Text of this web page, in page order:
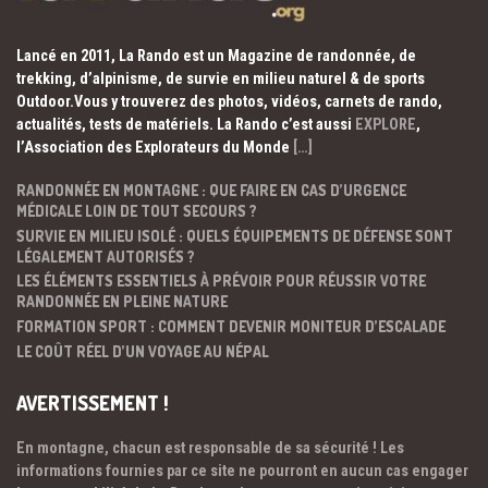
Lancé en 2011, La Rando est un Magazine de randonnée, de
trekking, d’alpinisme, de survie en milieu naturel & de sports
Outdoor.Vous y trouverez des photos, vidéos, carnets de rando,
actualités, tests de matériels. La Rando c’est aussi EXPLORE,
l’Association des Explorateurs du Monde […]
RANDONNÉE EN MONTAGNE : QUE FAIRE EN CAS D’URGENCE
MÉDICALE LOIN DE TOUT SECOURS ?
SURVIE EN MILIEU ISOLÉ : QUELS ÉQUIPEMENTS DE DÉFENSE SONT
LÉGALEMENT AUTORISÉS ?
LES ÉLÉMENTS ESSENTIELS À PRÉVOIR POUR RÉUSSIR VOTRE
RANDONNÉE EN PLEINE NATURE
FORMATION SPORT : COMMENT DEVENIR MONITEUR D’ESCALADE
LE COÛT RÉEL D’UN VOYAGE AU NÉPAL
AVERTISSEMENT !
En montagne, chacun est responsable de sa sécurité ! Les
informations fournies par ce site ne pourront en aucun cas engager